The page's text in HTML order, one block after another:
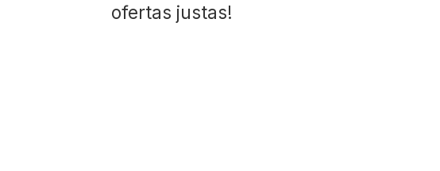
ofertas justas!